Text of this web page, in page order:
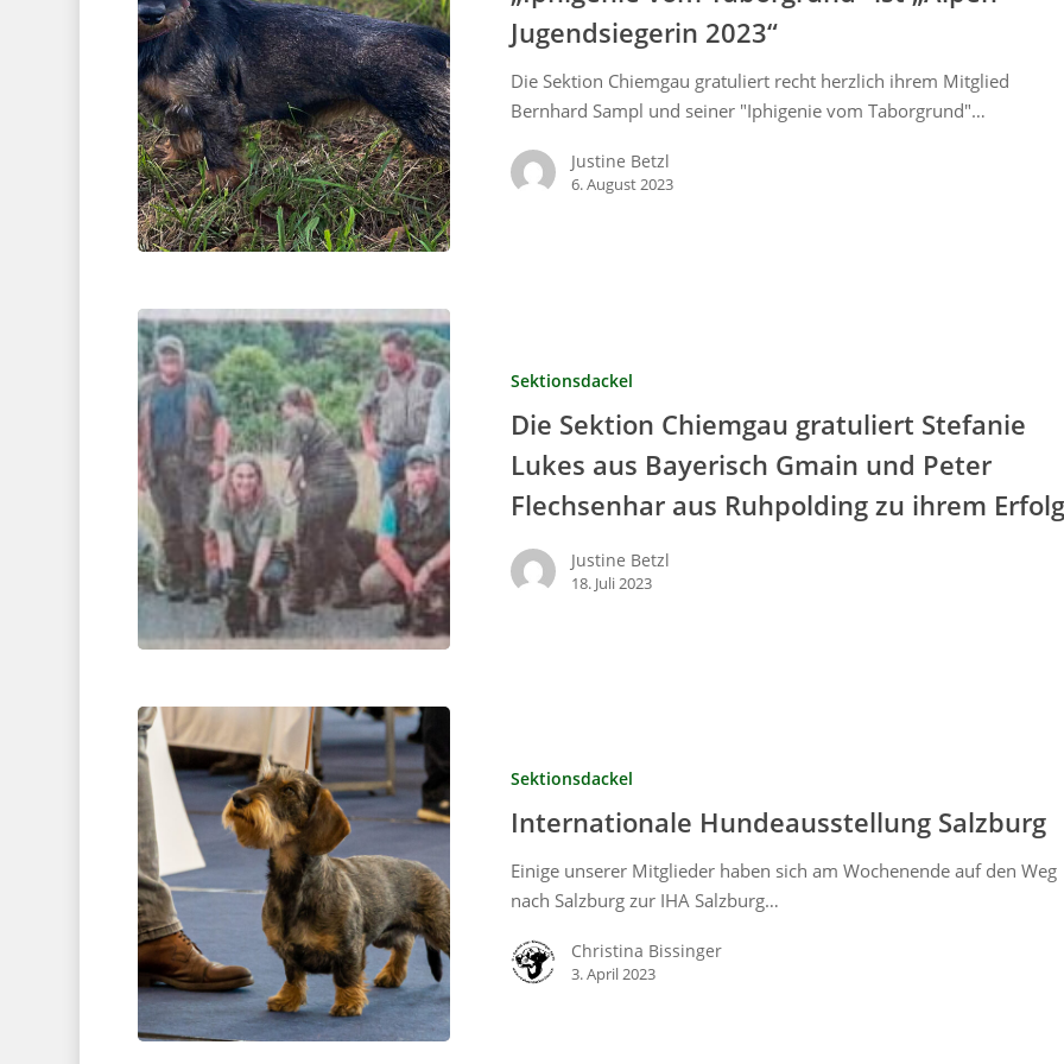
Jugendsiegerin 2023“
Die Sektion Chiemgau gratuliert recht herzlich ihrem Mitglied
Bernhard Sampl und seiner "Iphigenie vom Taborgrund"…
Justine Betzl
6. August 2023
Sektionsdackel
Die Sektion Chiemgau gratuliert Stefanie
Lukes aus Bayerisch Gmain und Peter
Flechsenhar aus Ruhpolding zu ihrem Erfolg
Justine Betzl
18. Juli 2023
Sektionsdackel
Internationale Hundeausstellung Salzburg
Einige unserer Mitglieder haben sich am Wochenende auf den Weg
nach Salzburg zur IHA Salzburg…
Christina Bissinger
3. April 2023